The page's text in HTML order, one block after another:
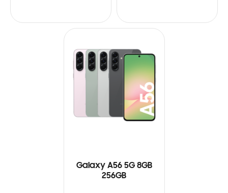
Galaxy A56 5G 8GB
256GB